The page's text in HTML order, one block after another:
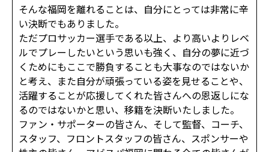
そんな福岡を離れることは、自分にとっては非常に辛
い決断でもありました。
ただプロサッカー選手である以上、より高いよりレベ
ルでプレーしたいという思いも強く、自分の夢に近づ
くためにもここで勝負することも大事なのではないか
と考え、また自分が頑張っている姿を見せることや、
活躍することが応援してくれた皆さんへの恩返しにな
るのではないかと思い、移籍を決断いたしました。
ファン・サポーターの皆さん、そして監督、コーチ、
スタッフ、フロントスタッフの皆さん、スポンサーや